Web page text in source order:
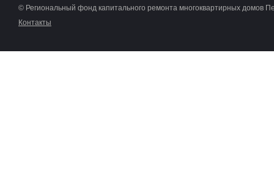
© Региональный фонд капитального ремонта многоквартирных домов
Контакты